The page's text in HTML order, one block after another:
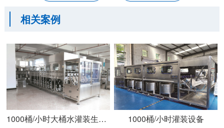
相关案例
1000桶/小时大桶水灌装生产设备安装 1000桶/小时灌装设备